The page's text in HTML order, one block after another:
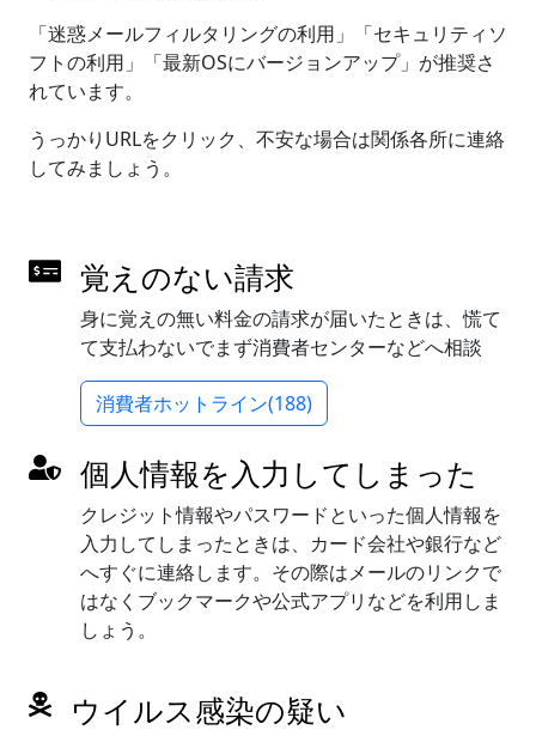
「迷惑メールフィルタリングの利用」「セキュリティソ
フトの利用」「最新OSにバージョンアップ」が推奨さ
れています。
うっかりURLをクリック、不安な場合は関係各所に連絡
してみましょう。
覚えのない請求
身に覚えの無い料金の請求が届いたときは、慌て
て支払わないでまず消費者センターなどへ相談
消費者ホットライン(188)
個人情報を入力してしまった
クレジット情報やパスワードといった個人情報を
入力してしまったときは、カード会社や銀行など
へすぐに連絡します。その際はメールのリンクで
はなくブックマークや公式アプリなどを利用しま
しょう。
ウイルス感染の疑い